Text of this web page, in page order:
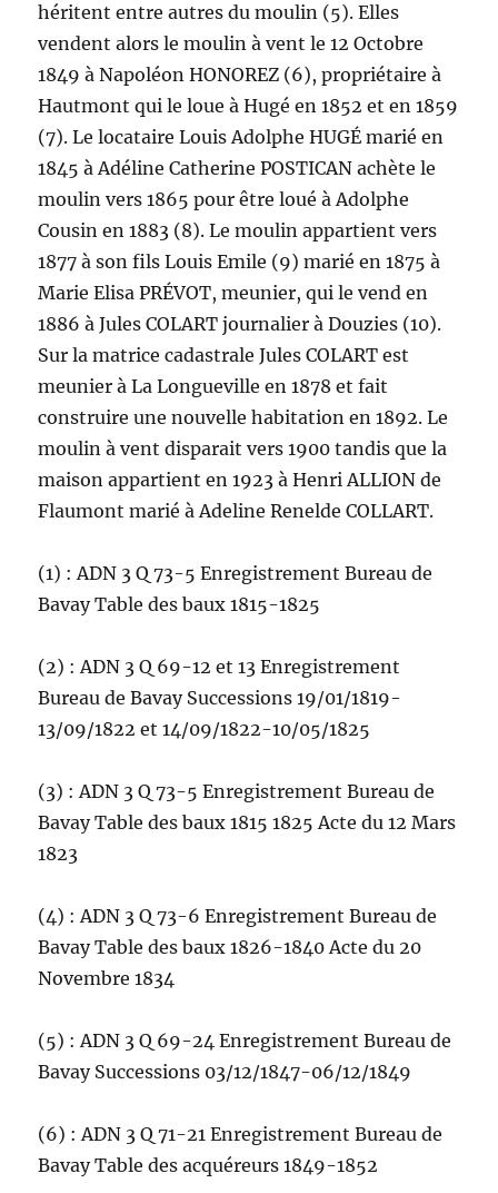
héritent entre autres du moulin (5). Elles
vendent alors le moulin à vent le 12 Octobre
1849 à Napoléon HONOREZ (6), propriétaire à
Hautmont qui le loue à Hugé en 1852 et en 1859
(7). Le locataire Louis Adolphe HUGÉ marié en
1845 à Adéline Catherine POSTICAN achète le
moulin vers 1865 pour être loué à Adolphe
Cousin en 1883 (8). Le moulin appartient vers
1877 à son fils Louis Emile (9) marié en 1875 à
Marie Elisa PRÉVOT, meunier, qui le vend en
1886 à Jules COLART journalier à Douzies (10).
Sur la matrice cadastrale Jules COLART est
meunier à La Longueville en 1878 et fait
construire une nouvelle habitation en 1892. Le
moulin à vent disparait vers 1900 tandis que la
maison appartient en 1923 à Henri ALLION de
Flaumont marié à Adeline Renelde COLLART.
(1) : ADN 3 Q 73-5 Enregistrement Bureau de
Bavay Table des baux 1815-1825
(2) : ADN 3 Q 69-12 et 13 Enregistrement
Bureau de Bavay Successions 19/01/1819-
13/09/1822 et 14/09/1822-10/05/1825
(3) : ADN 3 Q 73-5 Enregistrement Bureau de
Bavay Table des baux 1815 1825 Acte du 12 Mars
1823
(4) : ADN 3 Q 73-6 Enregistrement Bureau de
Bavay Table des baux 1826-1840 Acte du 20
Novembre 1834
(5) : ADN 3 Q 69-24 Enregistrement Bureau de
Bavay Successions 03/12/1847-06/12/1849
(6) : ADN 3 Q 71-21 Enregistrement Bureau de
Bavay Table des acquéreurs 1849-1852